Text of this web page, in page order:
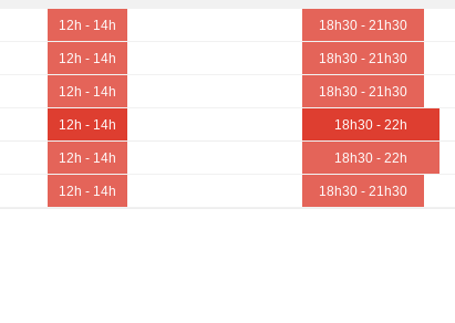
12h - 14h 18h30 - 21h30
12h - 14h 18h30 - 21h30
12h - 14h 18h30 - 21h30
12h - 14h 18h30 - 22h
12h - 14h 18h30 - 22h
12h - 14h 18h30 - 21h30